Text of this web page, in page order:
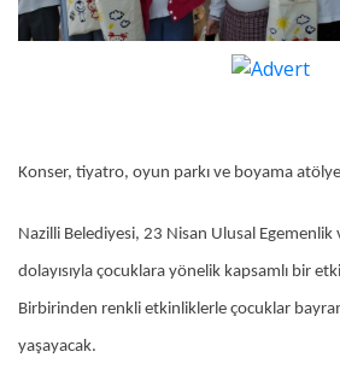
Konser, tiyatro, oyun parkı ve boyama
Nazilli Belediyesi, 23 Nisan Ulusal Egemenlik
dolayısıyla çocuklara yönelik kapsamlı bir
Birbirinden renkli etkinliklerle çocuklar
yaşayacak.